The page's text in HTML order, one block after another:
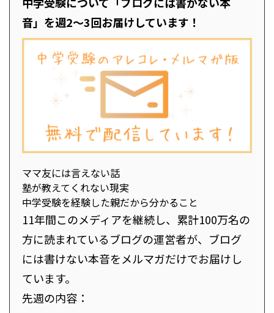
音」を週2～3回お届けしています！
ママ友には言えない話
塾が教えてくれない現実
中学受験を経験した親だから分かること
11年間このメディアを継続し、累計100万名の
方に読まれているブログの運営者が、ブログ
には書けない本音をメルマガだけでお届けし
ています。
先週の内容：